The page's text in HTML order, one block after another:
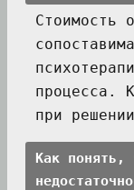
Стоимость
процесса.
при
Как понять,